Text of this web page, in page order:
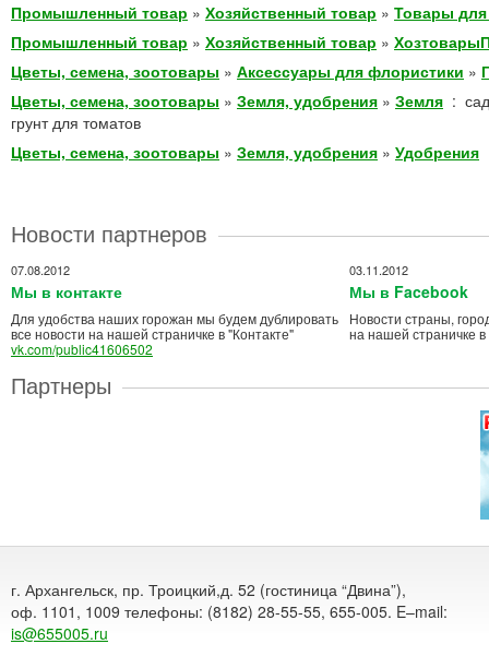
Промышленный товар » Хозяйственный товар » Товары
Промышленный товар » Хозяйственный товар »
Цветы, семена, зоотовары » Аксессуары для флористики »
Цветы, семена, зоотовары » Земля, удобрения » Земля :
грунт для томатов
Цветы, семена, зоотовары » Земля, удобрения » Удобрения
Новости партнеров
07.08.2012
Мы в контакте
Для удобства наших горожан мы будем дублировать
все новости на нашей страничке в "Контакте"
vk.com/public41606502
03.11.2012
Мы в Facebook
Новости страны,
на нашей страничке в
Партнеры
г. Архангельск, пр. Троицкий,д. 52 (гостиница “Двина”),
оф. 1101, 1009 телефоны: (8182) 28-55-55, 655-005. E–mail:
is@655005.ru